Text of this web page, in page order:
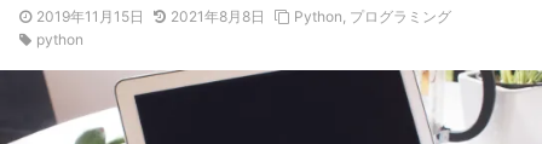
2019年11月15日 2021年8月8日 Python, プログラミング
python